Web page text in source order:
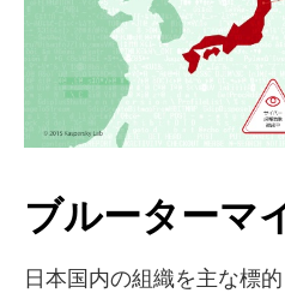
ブルーターマ
日本国内の組織を主な標